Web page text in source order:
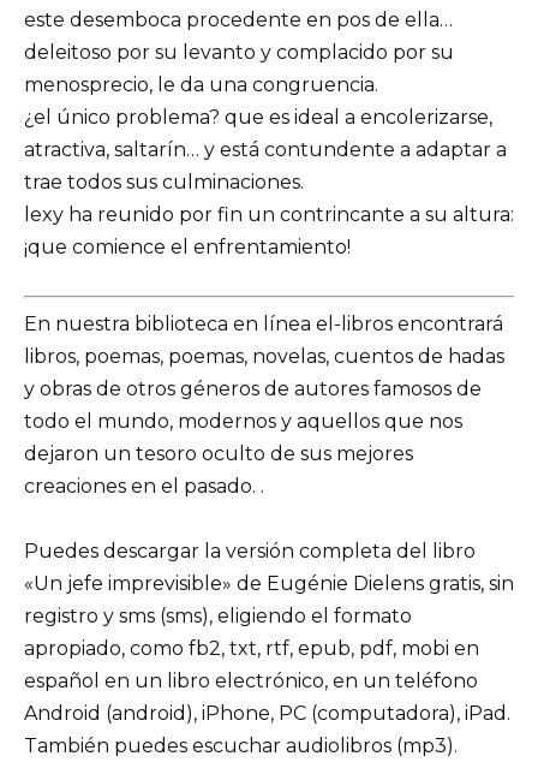
este desemboca procedente en pos de ella…
deleitoso por su levanto y complacido por su
menosprecio, le da una congruencia.
¿el único problema? que es ideal a encolerizarse,
atractiva, saltarín… y está contundente a adaptar a
trae todos sus culminaciones.
lexy ha reunido por fin un contrincante a su altura:
¡que comience el enfrentamiento!
En nuestra biblioteca en línea el-libros encontrará
libros, poemas, poemas, novelas, cuentos de hadas
y obras de otros géneros de autores famosos de
todo el mundo, modernos y aquellos que nos
dejaron un tesoro oculto de sus mejores
creaciones en el pasado. .
Puedes descargar la versión completa del libro
«Un jefe imprevisible» de Eugénie Dielens gratis, sin
registro y sms (sms), eligiendo el formato
apropiado, como fb2, txt, rtf, epub, pdf, mobi en
español en un libro electrónico, en un teléfono
Android (android), iPhone, PC (computadora), iPad.
También puedes escuchar audiolibros (mp3).